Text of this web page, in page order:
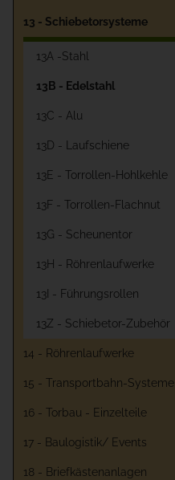
13 - Schiebetorsysteme
13A -Stahl
13B - Edelstahl
13C - Alu
13D - Laufschiene
13E - Torrollen-Hohlkehle
13F - Torrollen-Flachnut
13G - Scheunentor
13H - Röhrenlaufwerke
13I - Führungsrollen
13Z - Schiebetor-Zubehör
14 - Röhrenlaufwerke
15 - Transportbahn-Systeme
16 - Torbau - Einzelteile
17 - Baulogistik/ Events
18 - Briefkästenanlagen